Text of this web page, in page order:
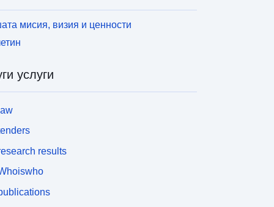
мисия, визия и ценности
услуги
results